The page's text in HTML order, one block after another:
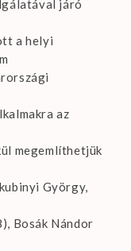
járó
a helyi
az
megemlíthetjük
György,
Bosák Nándor